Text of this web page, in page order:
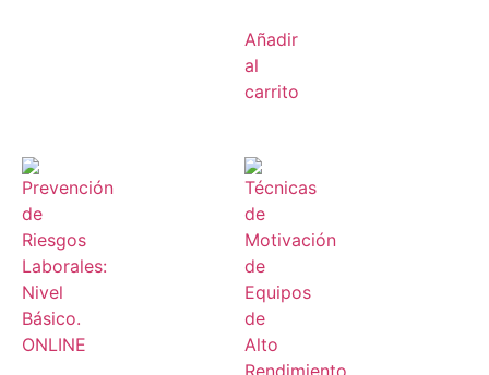
Añadir
al
carrito